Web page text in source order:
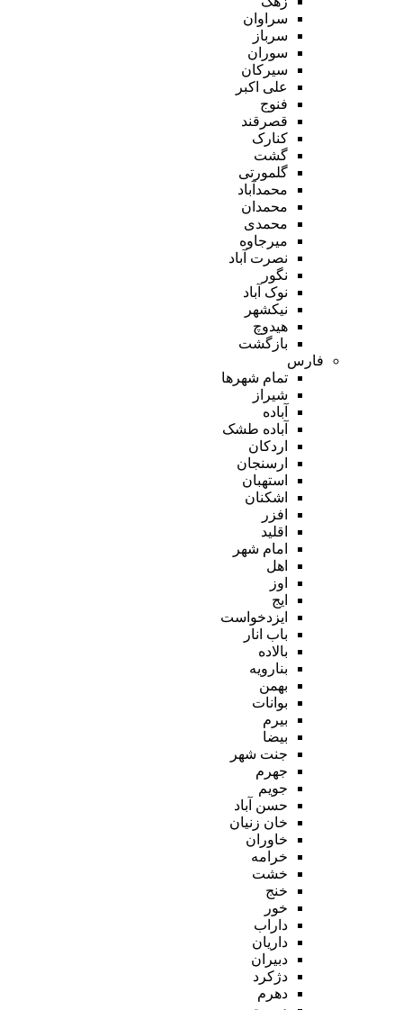
سراوان
سرباز
سوران
سیرکان
علی اکبر
فنوج
قصرقند
کنارک
گشت
گلمورتی
محمدآباد
محمدان
محمدی
میرجاوه
نصرت آباد
نگور
نوک آباد
نیکشهر
هیدوچ
بازگشت
فارس
تمام شهر‌ها
شیراز
آباده
آباده طشک
اردکان
ارسنجان
استهبان
اشکنان
افزر
اقلید
امام شهر
اهل
اوز
ایج
ایزدخواست
باب انار
بالاده
بنارویه
بهمن
بوانات
بیرم
بیضا
جنت شهر
جهرم
جویم
حسن آباد
خان زنیان
خاوران
خرامه
خشت
خنج
خور
داراب
داریان
دبیران
دژکرد
دهرم